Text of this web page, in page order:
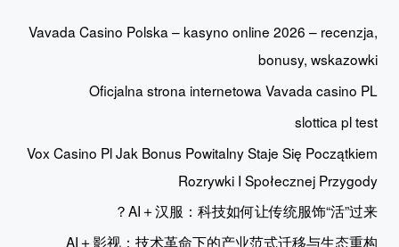
Vavada Casino Polska – kasyno online 2026 – recenzja,
bonusy, wskazowki
Oficjalna strona internetowa Vavada casino PL
slottica pl test
Vox Casino Pl Jak Bonus Powitalny Staje Się Początkiem
Rozrywki I Społecznej Przygody
AI＋汉服：科技如何让传统服饰“活”过来？
AI＋影视：技术革命下的产业范式迁移与生态重构